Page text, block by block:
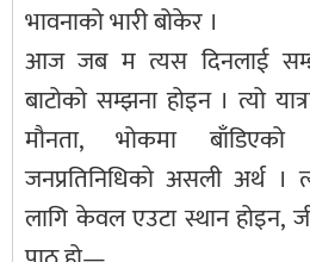
भावनाको भारी बोकेर ।
आज जब म त्यस दिनलाई
बाटोको सम्झना होइन । त्यो
मौनता, भोकमा
जनप्रतिनिधिको असली अर्थ ।
लागि केवल एउटा स्थान होइन,